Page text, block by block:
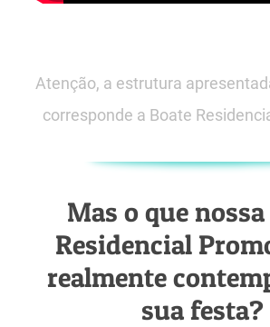
Atenção, a estrutura
corresponde a Boate
Mas o que
Residencial
realmente
sua festa?